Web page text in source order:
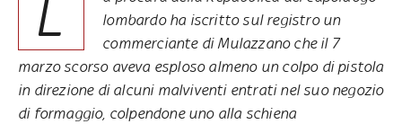
L
lombardo ha iscritto sul registro un
commerciante di Mulazzano che il 7
marzo scorso aveva esploso almeno un colpo di pistola
in direzione di alcuni malviventi entrati nel suo negozio
di formaggio, colpendone uno alla schiena